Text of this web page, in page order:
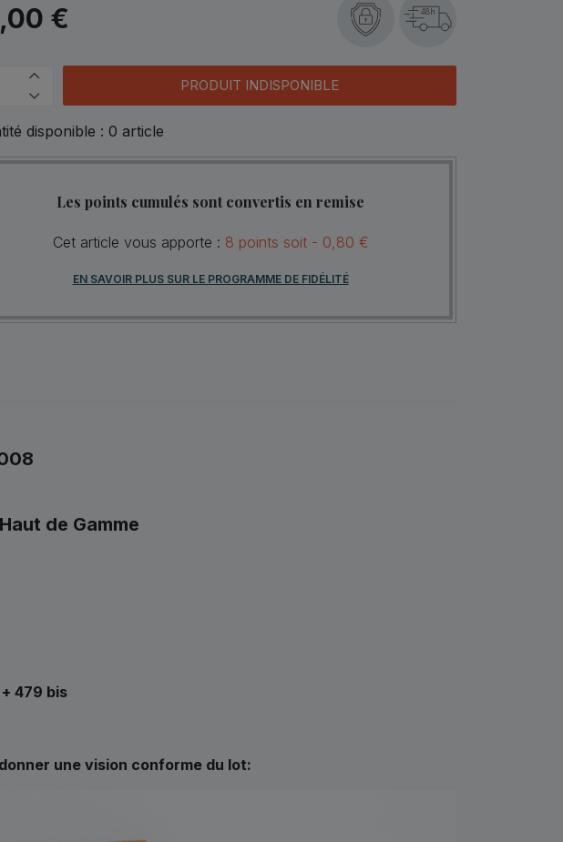
€ 48h
PRODUIT INDISPONIBLE
disponible : 0 article
Les points cumulés sont convertis en remise
Cet article vous apporte : 8 points soit - 0,80 €
EN SAVOIR PLUS SUR LE PROGRAMME DE FIDÉLITÉ
de Gamme
479 bis
une vision conforme du lot: